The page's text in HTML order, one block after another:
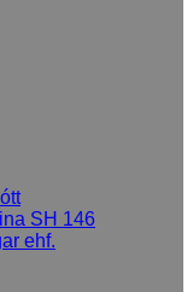
SH 146
ehf.